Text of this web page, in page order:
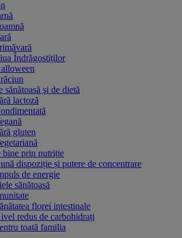
Îndrăgostiților
sănătoasă şi de dietă
lactoză
gluten
bine prin nutriție
dispoziție și putere de concentrare
de energie
sănătoasă
florei intestinale
redus de carbohidrați
toată familia